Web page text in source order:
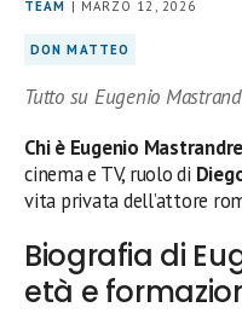
TEAM | MARZO 12, 2026
DON MATTEO
Tutto su Eugenio
Chi è Eugenio
cinema e TV, ruolo di
vita privata dell’attore
Biografia di
età e